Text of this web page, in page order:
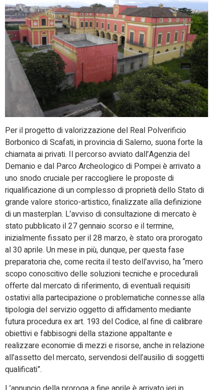
Per il progetto di valorizzazione del Real Polverificio
Borbonico di Scafati, in provincia di Salerno, suona forte la
chiamata ai privati. Il percorso avviato dall’Agenzia del
Demanio e dal Parco Archeologico di Pompei è arrivato a
uno snodo cruciale per raccogliere le proposte di
riqualificazione di un complesso di proprietà dello Stato di
grande valore storico-artistico, finalizzate alla definizione
di un masterplan. L’avviso di consultazione di mercato è
stato pubblicato il 27 gennaio scorso e il termine,
inizialmente fissato per il 28 marzo, è stato ora prorogato
al 30 aprile. Un mese in più, dunque, per questa fase
preparatoria che, come recita il testo dell’avviso, ha “mero
scopo conoscitivo delle soluzioni tecniche e procedurali
offerte dal mercato di riferimento, di eventuali requisiti
ostativi alla partecipazione o problematiche connesse alla
tipologia del servizio oggetto di affidamento mediante
futura procedura ex art. 193 del Codice, al fine di calibrare
obiettivi e fabbisogni della stazione appaltante e
realizzare economie di mezzi e risorse, anche in relazione
all’assetto del mercato, servendosi dell’ausilio di soggetti
qualificati”.